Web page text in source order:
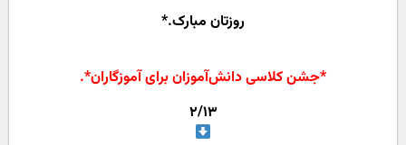
روزتان مبارک.*
*جشن کلاسی دانش‌آموزان برای آموزگاران*
.
۲/۱۳